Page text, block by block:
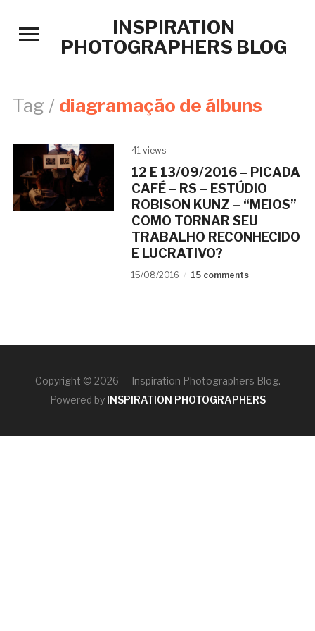
Toggle
&
INSPIRATION
PHOTOGRAPHERS BLOG
Tag / diagramação de álbuns
41 views
12 E 13/09/2016 – PICADA
CAFÉ – RS – ESTÚDIO
ROBISON KUNZ – “MEIOS”
COMO TORNAR SEU
TRABALHO RECONHECIDO
E LUCRATIVO?
15/08/2016 15 comments
Copyright © 2026 — Inspiration Photographers Blog.
Powered by INSPIRATION PHOTOGRAPHERS